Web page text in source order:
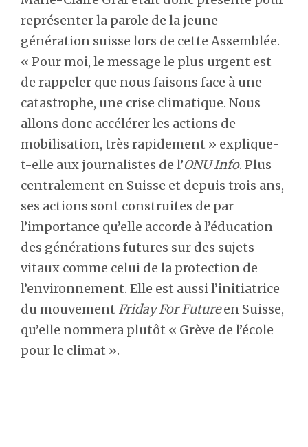
représenter la parole de la jeune
génération suisse lors de cette Assemblée.
« Pour moi, le message le plus urgent est
de rappeler que nous faisons face à une
catastrophe, une crise climatique. Nous
allons donc accélérer les actions de
mobilisation, très rapidement » explique-
t-elle aux journalistes de l’ONU Info. Plus
centralement en Suisse et depuis trois ans,
ses actions sont construites de par
l’importance qu’elle accorde à l’éducation
des générations futures sur des sujets
vitaux comme celui de la protection de
l’environnement. Elle est aussi l’initiatrice
du mouvement Friday For Futureen Suisse,
qu’elle nommera plutôt « Grève de l’école
pour le climat ».